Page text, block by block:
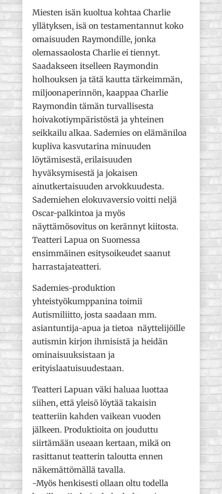
Miesten isän kuoltua kohtaa Charlie
yllätyksen, isä on testamentannut koko
omaisuuden Raymondille, jonka
olemassaolosta Charlie ei tiennyt.
Saadakseen itselleen Raymondin
holhouksen ja tätä kautta tärkeimmän,
miljoonaperinnön, kaappaa Charlie
Raymondin tämän turvallisesta
hoivakotiympäristöstä ja yhteinen
seikkailu alkaa. Sademies on elämäniloa
kupliva kasvutarina minuuden
löytämisestä, erilaisuuden
hyväksymisestä ja jokaisen
ainutkertaisuuden arvokkuudesta.
Sademiehen elokuvaversio voitti neljä
Oscar-palkintoa ja myös
näyttämösovitus on kerännyt kiitosta.
Teatteri Lapua on Suomessa
ensimmäinen esitysoikeudet saanut
harrastajateatteri.
Sademies-produktion
yhteistyökumppanina toimii
Autismiliitto, josta saadaan mm.
asiantuntija-apua ja tietoa näyttelijöille
autismin kirjon ihmisistä ja heidän
ominaisuuksistaan ja
erityislaatuisuudestaan.
Teatteri Lapuan väki haluaa luottaa
siihen, että yleisö löytää takaisin
teatteriin kahden vaikean vuoden
jälkeen. Produktioita on jouduttu
siirtämään useaan kertaan, mikä on
rasittanut teatterin taloutta ennen
näkemättömällä tavalla.
-Myös henkisesti ollaan oltu todella